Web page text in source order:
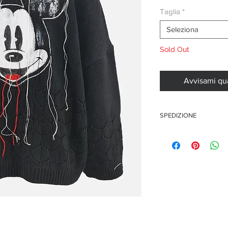
Taglia *
Seleziona
Sold Out
Avvisami
SPEDIZIONE
i tempi di spedizione